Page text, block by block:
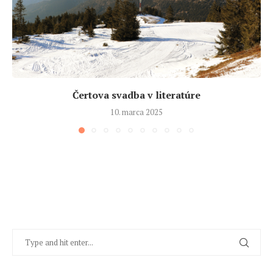
Čertova svadba v literatúre
10. marca 2025